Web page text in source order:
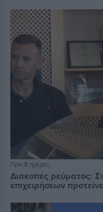
Πριν 8 ημέρες
Διακοπές ρεύματος:
επιχειρήσεων